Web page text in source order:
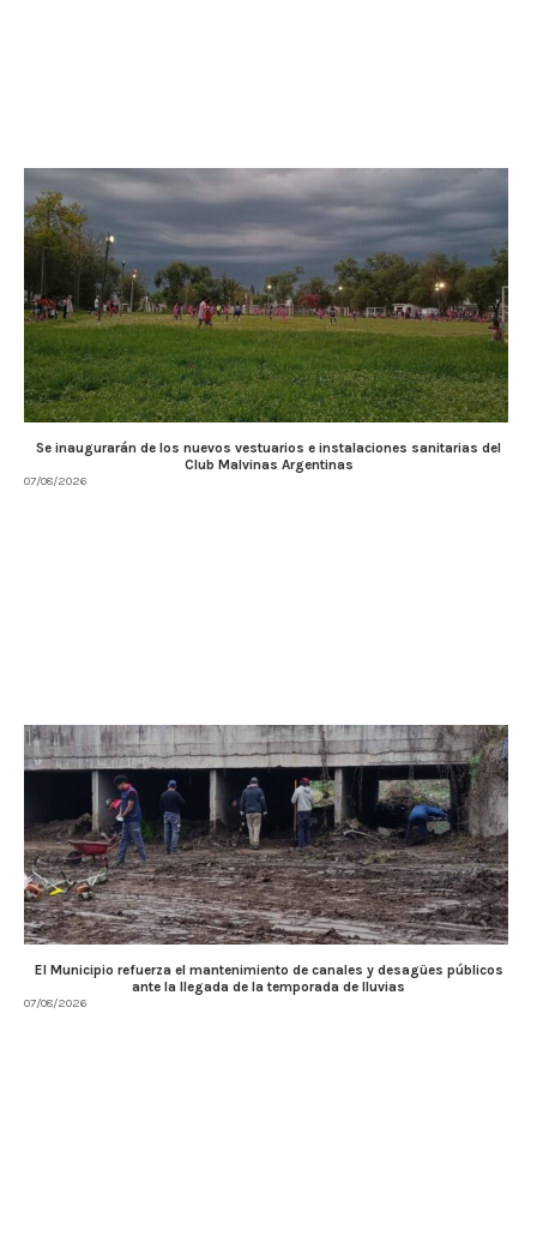
Se inaugurarán de los nuevos vestuarios e instalaciones sanitarias del
Club Malvinas Argentinas
07/08/2026
El Municipio refuerza el mantenimiento de canales y desagües públicos
ante la llegada de la temporada de lluvias
07/08/2026